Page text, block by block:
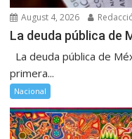
August 4, 2026
La deuda pública de
La deuda pública de
primera...
Nacional